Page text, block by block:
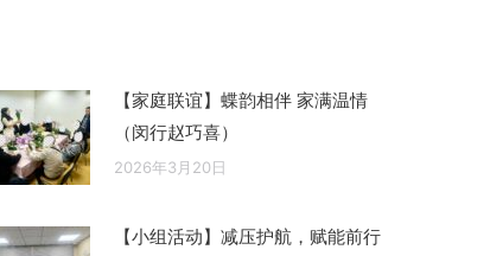
【家庭联谊】蝶韵相伴 家满温情
（闵行赵巧喜）
2026年3月20日
【小组活动】减压护航，赋能前行